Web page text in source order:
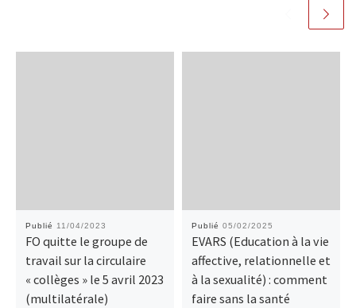
Publié 11/04/2023
FO quitte le groupe de
travail sur la circulaire
« collèges » le 5 avril 2023
(multilatérale)
Publié 05/02/2025
EVARS (Education à la vie
affective, relationnelle et
à la sexualité) : comment
faire sans la santé